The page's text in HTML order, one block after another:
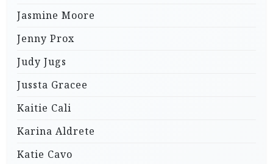
Jasmine Moore
Jenny Prox
Judy Jugs
Jussta Gracee
Kaitie Cali
Karina Aldrete
Katie Cavo